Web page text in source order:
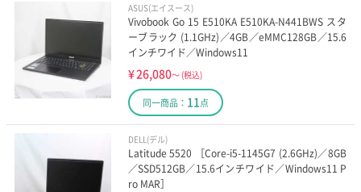
ASUS(エイスース)
Vivobook Go 15 E510KA E510KA-N441BWS スタ
ーブラック (1.1GHz)／4GB／eMMC128GB／15.6
インチワイド／Windows11
¥26,080～ (税込)
同一商品： 11 点
DELL(デル)
Latitude 5520 ［Core-i5-1145G7 (2.6GHz)／8GB
／SSD512GB／15.6インチワイド／Windows11 P
ro MAR］